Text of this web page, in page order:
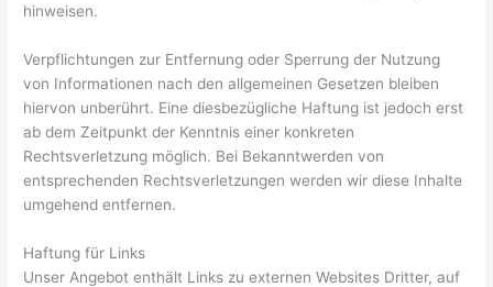
hinweisen.
Verpflichtungen zur Entfernung oder Sperrung der Nutzung
von Informationen nach den allgemeinen Gesetzen bleiben
hiervon unberührt. Eine diesbezügliche Haftung ist jedoch erst
ab dem Zeitpunkt der Kenntnis einer konkreten
Rechtsverletzung möglich. Bei Bekanntwerden von
entsprechenden Rechtsverletzungen werden wir diese Inhalte
umgehend entfernen.
Haftung für Links
Unser Angebot enthält Links zu externen Websites Dritter, auf